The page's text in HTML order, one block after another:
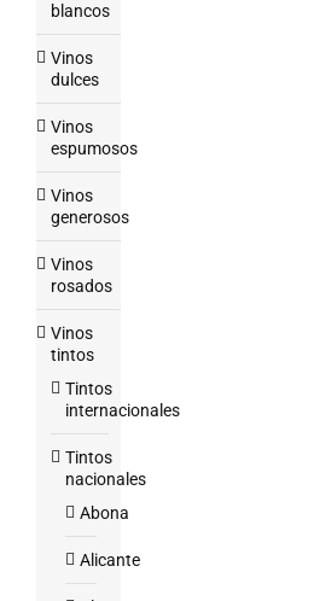
blancos
Vinos
dulces
Vinos
espumosos
Vinos
generosos
Vinos
rosados
Vinos
tintos
Tintos
internacionales
Tintos
nacionales
Abona
Alicante